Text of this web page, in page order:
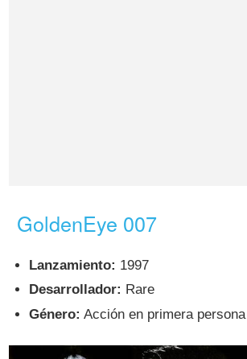
GoldenEye 007
Lanzamiento: 1997
Desarrollador: Rare
Género: Acción en primera persona